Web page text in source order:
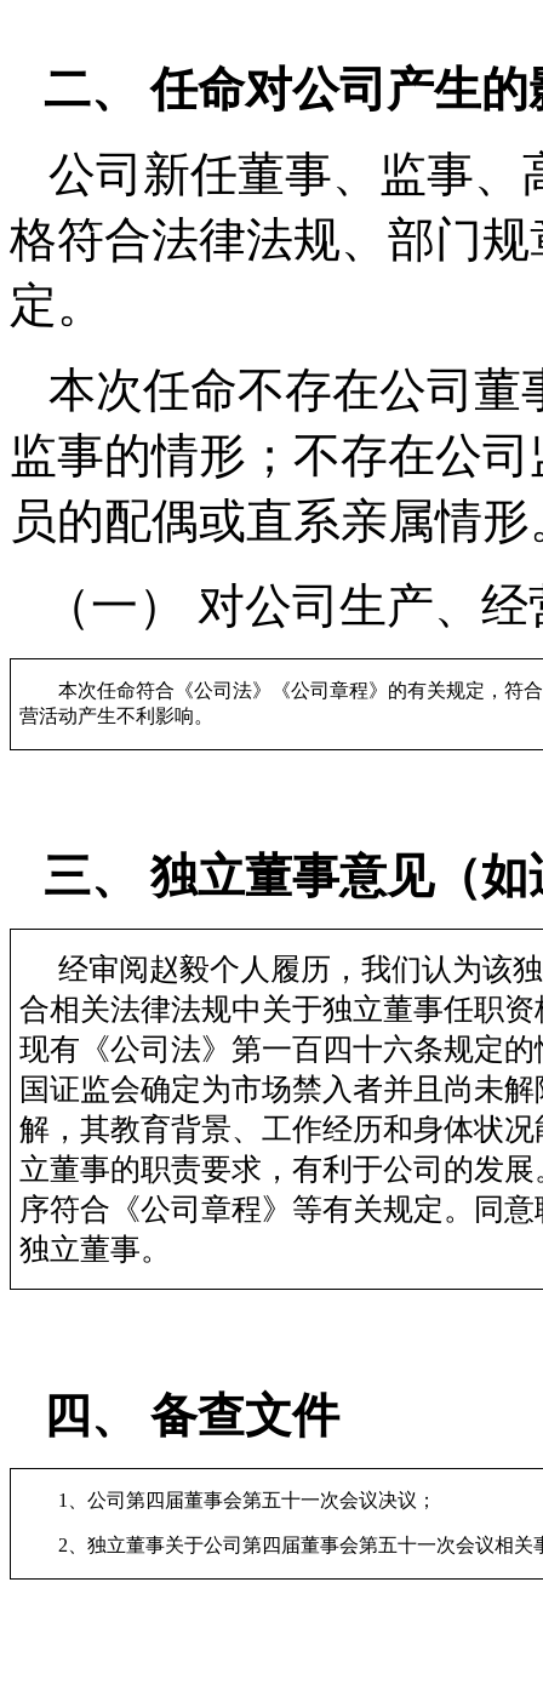
二、任命对公司 产生的
公司新任董事、监事、
格符合法律法规、部门
定。
本次任命不存在公司董
监事的情形； 不存在公司
员的配偶或直系亲属情形
（一） 对公司生产、
本次任命符合《公司法》《公司章程》的有关规定，符
营活动产生不利影响。
三、独立董事意见（如
经审阅赵毅个人履历，我们认为该
合相关法律法规中关于独立董事任职
现有《公司法》第一百四十六条规定
国证监会确定为市场禁入者并且尚未
解，其教育背景、工作经历和身体状
立董事的职责要求，有利于公司的发
序符合《公司章程》等有关规定。同
独立董事。
四、 备查文件
1 、公司第四届董事会第五十一次会议决议；
2 、独立董事关于公司第四届董事会第五十一次会议相关